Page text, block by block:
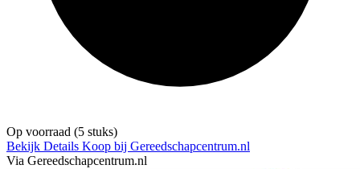
Op voorraad (5 stuks)
Bekijk Details Koop bij Gereedschapcentrum.nl
Via Gereedschapcentrum.nl